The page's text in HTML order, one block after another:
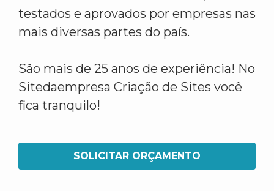
testados e aprovados por empresas nas
mais diversas partes do país.
São mais de 25 anos de experiência! No
Sitedaempresa Criação de Sites você
fica tranquilo!
SOLICITAR ORÇAMENTO